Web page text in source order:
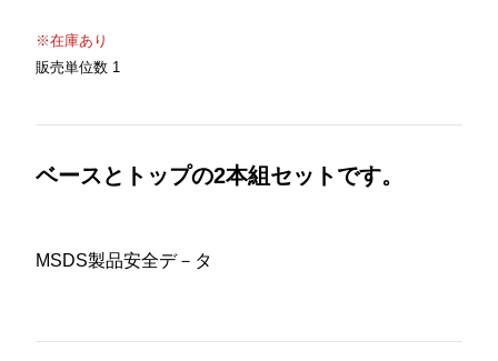
※在庫あり
販売単位数 1
ベースとトップの2本組セットです。
MSDS製品安全デ－タ